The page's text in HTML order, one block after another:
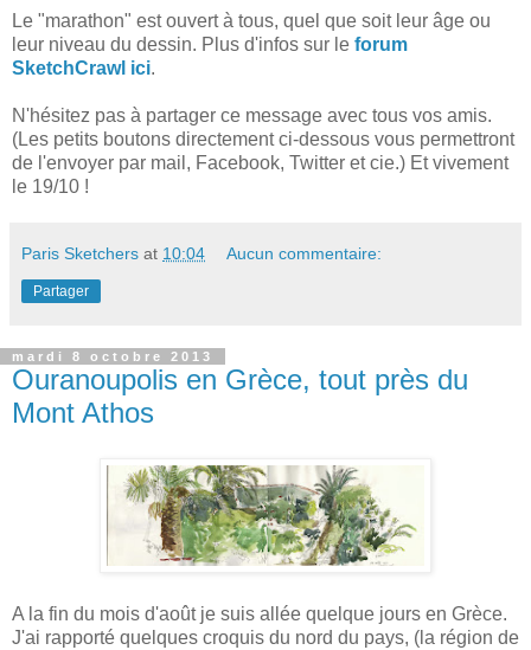
Le "marathon" est ouvert à tous, quel que soit leur âge ou
leur niveau du dessin. Plus d'infos sur le forum
SketchCrawl ici.
N'hésitez pas à partager ce message avec tous vos amis.
(Les petits boutons directement ci-dessous vous permettront
de l'envoyer par mail, Facebook, Twitter et cie.) Et vivement
le 19/10 !
Paris Sketchers at 10:04 Aucun commentaire:
Partager
mardi 8 octobre 2013
Ouranoupolis en Grèce, tout près du
Mont Athos
A la fin du mois d'août je suis allée quelque jours en Grèce.
J'ai rapporté quelques croquis du nord du pays, (la région de